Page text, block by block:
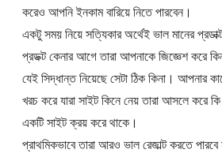
করেও আপনি ইনকাম বারিয়ে নিতে পারবেন।
একটু সময় নিয়ে সত্যিকার অর্থেই ভাল মানের
প্রডক্ট কেনার আগে তারা আপনাকে জিজ্ঞেশ করে
যেই সিদ্ধান্ত নিয়েছে সেটা ঠিক কিনা। আপনার
খরচ করে যারা সাইট কিনে নেয় তারা আসলে করে
একটি সাইট ক্রয় করে থাকে।
প্রাথমিকভাবে তারা আরও ভাল রেজাল্ট করতে